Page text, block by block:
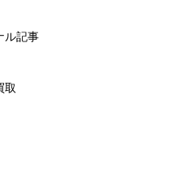
ル記事
取